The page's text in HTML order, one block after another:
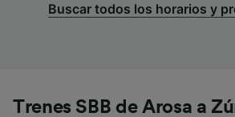
Buscar todos los horarios y
Trenes SBB de Arosa a